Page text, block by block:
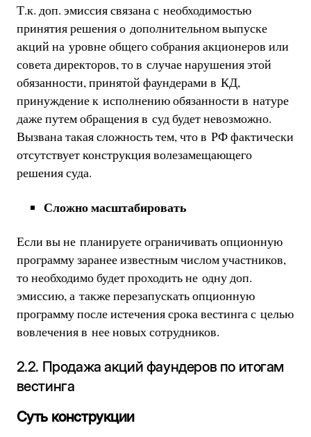
Т.к. доп. эмиссия связана с необходимостью
принятия решения о дополнительном выпуске
акций на уровне общего собрания акционеров или
совета директоров, то в случае нарушения этой
обязанности, принятой фаундерами в КД,
принуждение к исполнению обязанности в натуре
даже путем обращения в суд будет невозможно.
Вызвана такая сложность тем, что в РФ фактически
отсутствует конструкция волезамещающего
решения суда.
Сложно масштабировать
Если вы не планируете ограничивать опционную
программу заранее известным числом участников,
то необходимо будет проходить не одну доп.
эмиссию, а также перезапускать опционную
программу после истечения срока вестинга с целью
вовлечения в нее новых сотрудников.
2.2. Продажа акций фаундеров по итогам
вестинга
Суть конструкции